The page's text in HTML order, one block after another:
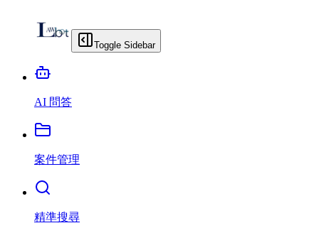
Toggle Sidebar
AI 問答
案件管理
精準搜尋